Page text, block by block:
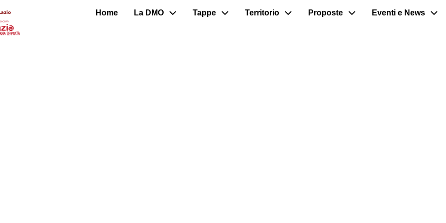
Home La DMO Tappe Territorio Proposte Eventi e News